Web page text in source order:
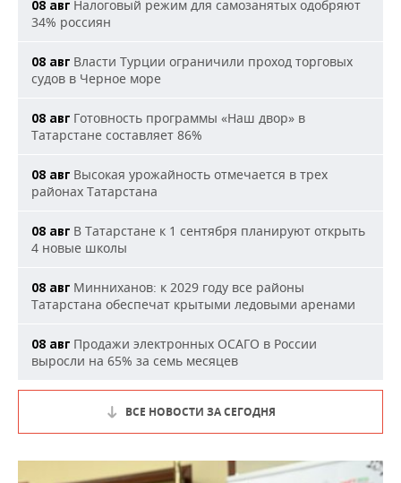
08 авг Налоговый режим для самозанятых одобряют
34% россиян
08 авг Власти Турции ограничили проход торговых
судов в Черное море
08 авг Готовность программы «Наш двор» в
Татарстане составляет 86%
08 авг Высокая урожайность отмечается в трех
районах Татарстана
08 авг В Татарстане к 1 сентября планируют открыть
4 новые школы
08 авг Минниханов: к 2029 году все районы
Татарстана обеспечат крытыми ледовыми аренами
08 авг Продажи электронных ОСАГО в России
выросли на 65% за семь месяцев
ВСЕ НОВОСТИ ЗА СЕГОДНЯ